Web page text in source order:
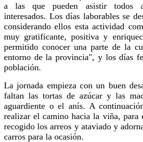
a las que pueden asistir todos
interesados. Los días laborables se
considerando ellos esta actividad
muy gratificante, positiva y
permitido conocer una parte de la
entorno de la provincia", y los días
población.
La jornada empieza con un buen
faltan las tortas de azúcar y las
aguardiente o el anís. A
realizar el camino hacia la viña, para
recogido los arreos y ataviado y
carros para la ocasión.